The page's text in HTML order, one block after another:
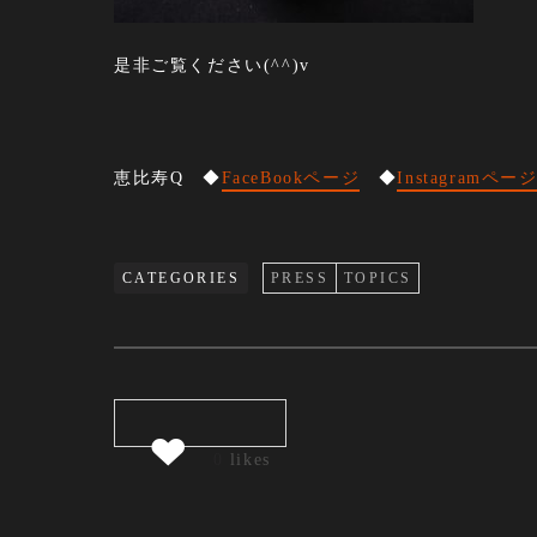
是非ご覧ください(^^)v
恵比寿Q ◆FaceBookページ ◆Instagramページ
CATEGORIES PRESS TOPICS
likes